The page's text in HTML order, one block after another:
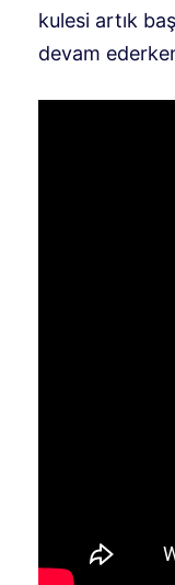
kulesi artık
devam